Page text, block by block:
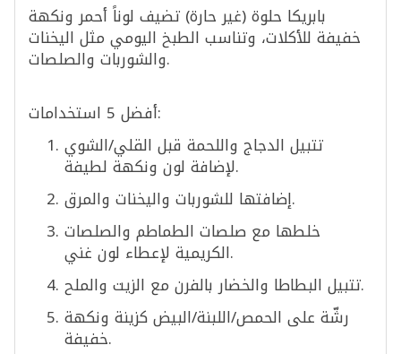
بابريكا حلوة (غير حارة) تضيف لوناً أحمر ونكهة
خفيفة للأكلات، وتناسب الطبخ اليومي مثل اليخنات
والشوربات والصلصات.
أفضل 5 استخدامات:
تتبيل الدجاج واللحمة قبل القلي/الشوي
لإضافة لون ونكهة لطيفة.
إضافتها للشوربات واليخنات والمرق.
خلطها مع صلصات الطماطم والصلصات
الكريمية لإعطاء لون غني.
تتبيل البطاطا والخضار بالفرن مع الزيت والملح.
رشّة على الحمص/اللبنة/البيض كزينة ونكهة
خفيفة.